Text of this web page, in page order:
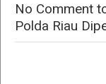
No Comment
Polda Riau